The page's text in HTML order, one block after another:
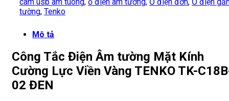
cam usb am tuong, ổ điện âm tường, Ổ điện đơn, Ổ điện
tường, Tenko
Mô tả
Công Tắc Điện Âm tường Mặt Kính
Cường Lực Viền Vàng TENKO TK-
02 ĐEN